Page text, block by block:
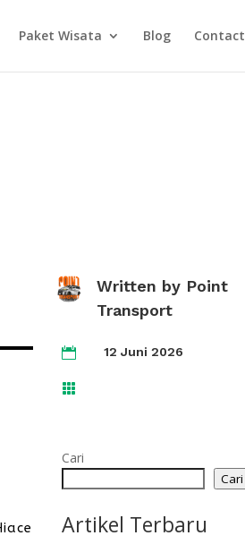
Paket Wisata Blog Contact
Written by Point
Transport
 12 Juni 2026

Cari
Cari
Artikel Terbaru